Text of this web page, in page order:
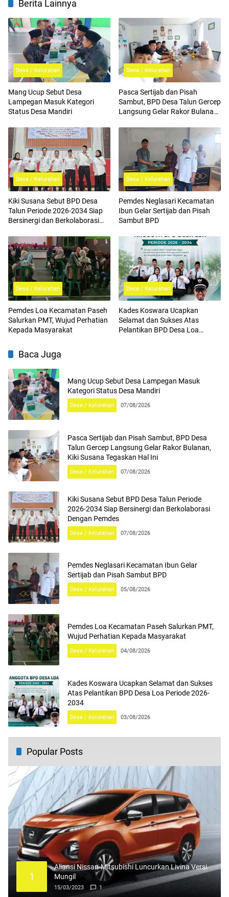
Berita Lainnya
Desa / Kelurahan
Mang Ucup Sebut Desa
Lampegan Masuk Kategori
Status Desa Mandiri
Desa / Kelurahan
Pasca Sertijab dan Pisah
Sambut, BPD Desa Talun Gercep
Langsung Gelar Rakor Bulanan,
Desa / Kelurahan
Kiki Susana Sebut BPD Desa
Talun Periode 2026-2034 Siap
Bersinergi dan Berkolaborasi
Desa / Kelurahan
Pemdes Neglasari Kecamatan
Ibun Gelar Sertijab dan Pisah
Sambut BPD
Desa / Kelurahan
Pemdes Loa Kecamatan Paseh
Salurkan PMT, Wujud Perhatian
Kepada Masyarakat
Desa / Kelurahan
Kades Koswara Ucapkan
Selamat dan Sukses Atas
Pelantikan BPD Desa Loa
Baca Juga
Mang Ucup Sebut Desa Lampegan Masuk
Kategori Status Desa Mandiri
Desa / Kelurahan 07/08/2026
Pasca Sertijab dan Pisah Sambut, BPD Desa
Talun Gercep Langsung Gelar Rakor Bulanan,
Kiki Susana Tegaskan Hal Ini
Desa / Kelurahan 07/08/2026
Kiki Susana Sebut BPD Desa Talun Periode
2026-2034 Siap Bersinergi dan Berkolaborasi
Dengan Pemdes
Desa / Kelurahan 07/08/2026
Pemdes Neglasari Kecamatan Ibun Gelar
Sertijab dan Pisah Sambut BPD
Desa / Kelurahan 05/08/2026
Pemdes Loa Kecamatan Paseh Salurkan PMT,
Wujud Perhatian Kepada Masyarakat
Desa / Kelurahan 04/08/2026
Kades Koswara Ucapkan Selamat dan Sukses
Atas Pelantikan BPD Desa Loa Periode 2026-
2034
Desa / Kelurahan 03/08/2026
Popular Posts
1
Aliansi Nissan-Mitsubishi Luncurkan Livina Versi
Mungil
15/03/2023 1